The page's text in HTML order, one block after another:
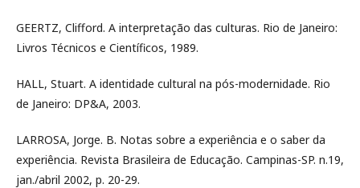
GEERTZ, Clifford. A interpretação das culturas. Rio de Janeiro:
Livros Técnicos e Científicos, 1989.
HALL, Stuart. A identidade cultural na pós-modernidade. Rio
de Janeiro: DP&A, 2003.
LARROSA, Jorge. B. Notas sobre a experiência e o saber da
experiência. Revista Brasileira de Educação. Campinas-SP. n.19,
jan./abril 2002, p. 20-29.